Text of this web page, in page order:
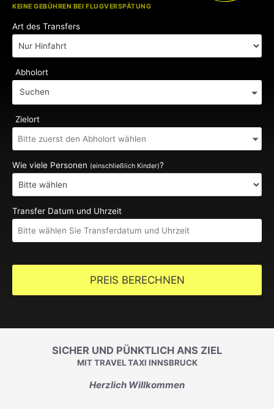
KOSTENLOSE KINDERSITZE
KEINE GEBÜHREN BEI FLUGVERSPÄTUNG
Art des Transfers
Abholort
Suchen
Zielort
Wie viele Personen (einschließlich Kinder)?
Transfer Datum und Uhrzeit
PREIS BERECHNEN
SICHER UND PÜNKTLICH ANS ZIEL
MIT TRAVEL TAXI INNSBRUCK
Herzlich Willkommen